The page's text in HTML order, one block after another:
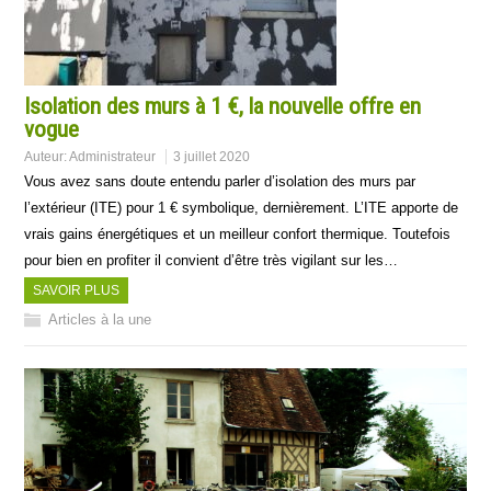
Isolation des murs à 1 €, la nouvelle offre en
vogue
Auteur:Administrateur 3 juillet 2020
Vous avez sans doute entendu parler d’isolation des murs par
l’extérieur (ITE) pour 1 € symbolique, dernièrement. L’ITE apporte de
vrais gains énergétiques et un meilleur confort thermique. Toutefois
pour bien en profiter il convient d’être très vigilant sur les…
SAVOIR PLUS
Articles à la une